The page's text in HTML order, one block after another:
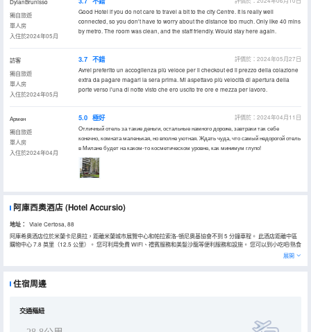
DylanBrunisso
獨自旅遊
單人房
入住於2024年05月
Good Hotel if you do not care to travel a bit to the city Centre. It is really well
connected, so you don't have to worry about the distance too much. Only like 40 mins
by metro. The room was clean, and the staff friendly. Would stay here again.
訪客
獨自旅遊
單人房
入住於2024年05月
3.7 不錯
評價於：2024年05月27日
Avrei preferito un accoglienza più veloce per il checkout ed il prezzo della colazione
extra da pagare magari la sera prima. Mi aspettavo più velocità di apertura della
porte verso l'una di notte visto che ero uscito tre ore e mezza per lavoro.
Армен
獨自旅遊
單人房
入住於2024年04月
5.0 極好
評價於：2024年04月11日
Отличный отель за такие деньги, остальные намного дороже, завтраки так себе
конечно, комната маленькая, но вполне уютная. Ждать чуда, что самый недорогой отель
в Милане будет на каком-то косметическом уровне, как минимум глупо!
阿庫西奧酒店(Hotel Accursio)
地址：
Viale Certosa, 88
阿庫希奧酒店位於米蘭卡尼奧拉，距離米蘭城市展覽中心和帕拉索洛-頓尼奧基協會不到 5 分鐘車程。 此酒店距離中區
購物中心 7.8 英里（12.5 公里）。 您可利用免費 WiFi、禮賓服務和美髮沙龍等便利服務和設施。 您可以到小吃吧/熟食
店隨便找點吃的；或者待在房間裏，享受酒店的部分時段客房送餐服務。在忙碌的一天後，不妨去酒吧/酒廊輕鬆一下。
每天 07:00 至 10:00 提供收費的歐陸式早餐。 特色服務/設施包括快速入住、快速退房和大堂免費報紙。 有 27 間客房
展開
住宿周邊
交通樞紐